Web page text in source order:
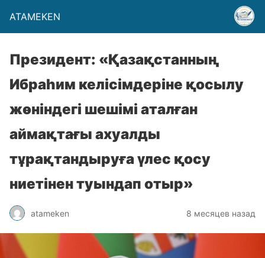
ATAMEKEN
Президент: «Қазақстанның
Ибраһим келісімдеріне қосылу
жөніндегі шешімі аталған
аймақтағы ахуалды
тұрақтандыруға үлес қосу
ниетінен туындап отыр»
atameken 8 месяцев назад